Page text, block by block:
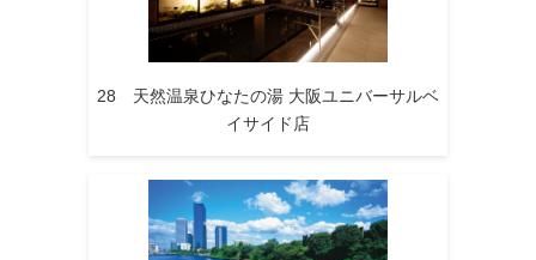
28 天然温泉ひなたの湯 大阪ユニバーサルベ
イサイド店